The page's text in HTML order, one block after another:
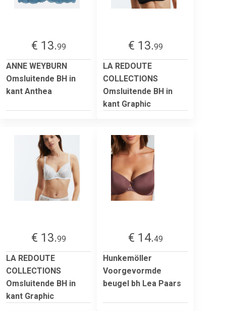
€ 13.99
ANNE WEYBURN
Omsluitende BH in
kant Anthea
€ 13.99
LA REDOUTE
COLLECTIONS
Omsluitende BH in
kant Graphic
€ 13.99
LA REDOUTE
COLLECTIONS
Omsluitende BH in
kant Graphic
€ 14.49
Hunkemöller
Voorgevormde
beugel bh Lea Paars